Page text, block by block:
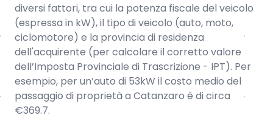
diversi fattori, tra cui la potenza fiscale del veicolo
(espressa in kW), il tipo di veicolo (auto, moto,
ciclomotore) e la provincia di residenza
dell'acquirente (per calcolare il corretto valore
dell’Imposta Provinciale di Trascrizione - IPT). Per
esempio, per un’auto di 53kW il costo medio del
passaggio di proprietà a Catanzaro è di circa
€369.7.